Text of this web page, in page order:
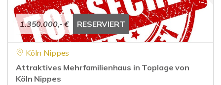
1.350.000,- € RESERVIERT
Köln Nippes
Attraktives Mehrfamilienhaus in Toplage von
Köln Nippes